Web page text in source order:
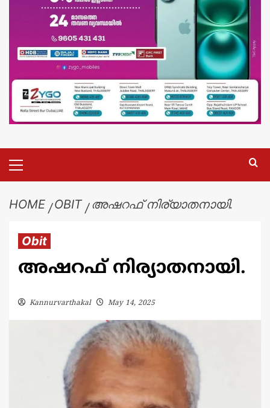
HOME OBIT അഷറഫ് നിര്യാതനായി.
Obit
അഷറഫ് നിര്യാതനായി.
Kannurvarthakal May 14, 2025